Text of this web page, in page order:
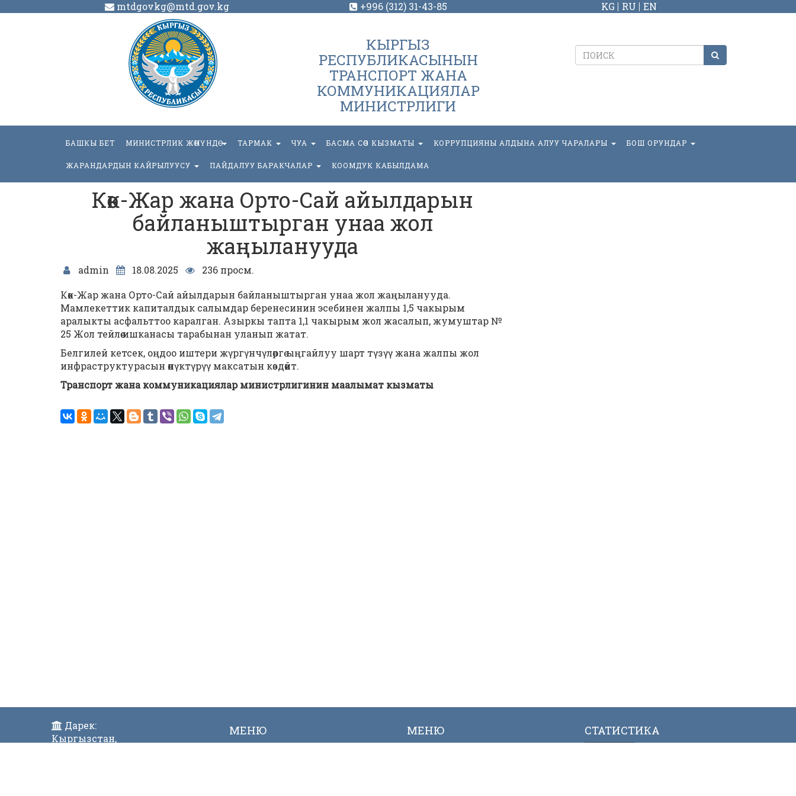
mtdgovkg@mtd.gov.kg +996 (312) 31-43-85 KG RU EN
КЫРГЫЗ
РЕСПУБЛИКАСЫНЫН
ТРАНСПОРТ ЖАНА
КОММУНИКАЦИЯЛАР
МИНИСТРЛИГИ
БАШКЫ БЕТ МИНИСТРЛИК ЖӨНҮНДӨ ТАРМАК ЧУА БАСМА СӨЗ КЫЗМАТЫ КОРРУПЦИЯНЫ АЛДЫНА АЛУУ ЧАРАЛАРЫ БОШ ОРУНДАР
ЖАРАНДАРДЫН КАЙРЫЛУУСУ ПАЙДАЛУУ БАРАКЧАЛАР КООМДУК КАБЫЛДАМА
Көк-Жар жана Орто-Сай айылдарын
байланыштырган унаа жол
жаңыланууда
admin 18.08.2025
236 просм.
Көк-Жар жана Орто-Сай айылдарын байланыштырган унаа жол жаңыланууда.
Мамлекеттик капиталдык салымдар беренесинин эсебинен жалпы 1,5 чакырым
аралыкты асфальттоо каралган. Азыркы тапта 1,1 чакырым жол жасалып, жумуштар №
25 Жол тейлөө ишканасы тарабынан уланып жатат.
Белгилей кетсек, оңдоо иштери жүргүнчүлөргө ыңгайлуу шарт түзүү жана жалпы жол
инфраструктурасын өнүктүрүү максатын көздөйт.
Транспорт жана коммуникациялар министрлигинин маалымат кызматы
Дарек:
Кыргызстан,
МЕНЮ МЕНЮ СТАТИСТИКА